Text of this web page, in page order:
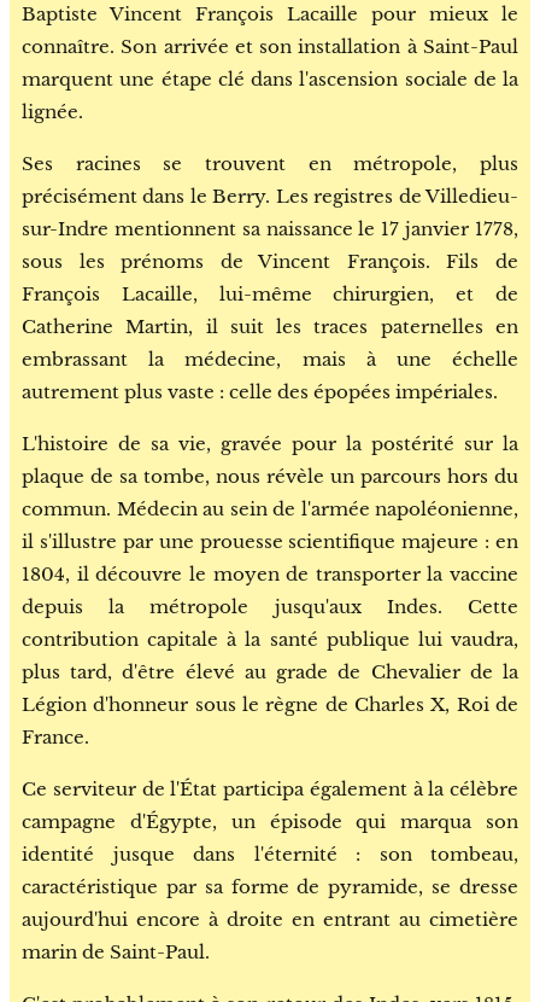
Baptiste Vincent François Lacaille pour mieux le
connaître. Son arrivée et son installation à Saint-Paul
marquent une étape clé dans l'ascension sociale de la
lignée.
Ses racines se trouvent en métropole, plus
précisément dans le Berry. Les registres de Villedieu-
sur-Indre mentionnent sa naissance le 17 janvier 1778,
sous les prénoms de Vincent François. Fils de
François Lacaille, lui-même chirurgien, et de
Catherine Martin, il suit les traces paternelles en
embrassant la médecine, mais à une échelle
autrement plus vaste : celle des épopées impériales.
L'histoire de sa vie, gravée pour la postérité sur la
plaque de sa tombe, nous révèle un parcours hors du
commun. Médecin au sein de l'armée napoléonienne,
il s'illustre par une prouesse scientifique majeure : en
1804, il découvre le moyen de transporter la vaccine
depuis la métropole jusqu'aux Indes. Cette
contribution capitale à la santé publique lui vaudra,
plus tard, d'être élevé au grade de Chevalier de la
Légion d'honneur sous le règne de Charles X, Roi de
France.
Ce serviteur de l'État participa également à la célèbre
campagne d'Égypte, un épisode qui marqua son
identité jusque dans l'éternité : son tombeau,
caractéristique par sa forme de pyramide, se dresse
aujourd'hui encore à droite en entrant au cimetière
marin de Saint-Paul.